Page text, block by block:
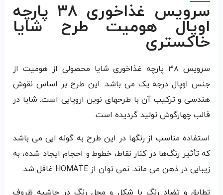
سرویس غذاخوری ۳۸ پارچه
اوپال هومیت طرح شایا
خاکستری
سرویس ۳۸ پارچه غذاخوری شایا محصولی از هومیت از
جنس اوپال درجه یک می باشد. این طرح بر اساس نقوش
هندسی و ترکیب آن با طرحهای نوین اروپایی است. شایا در
قالب چهارگوش تولید گردیده است.
استفاده مناسب از رنگها در این طرح به گونه ایی می باشد
که تأثیر رنگ‌ها در کنار نقاط، خطوط و احجام ایجاد شده، به
زیبایی در ذهن می ماند. نمی توان از HOMATE غافل شد.
تطابق و تضاد رنگ با شکل و محل رنگ در حاشیه ظروف